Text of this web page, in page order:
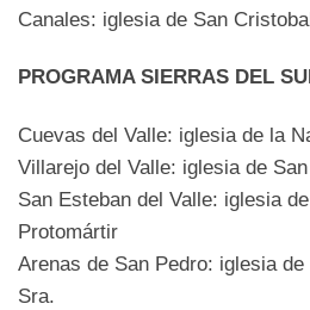
Canales: iglesia de San
PROGRAMA SIERRAS DEL
Cuevas del Valle: iglesia de la
Villarejo del Valle: iglesia de
San Esteban del Valle: iglesia
Protomártir
Arenas de San Pedro: iglesia
Sra.